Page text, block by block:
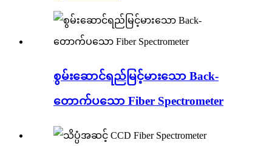
စွမ်းဆောင်ရည်မြင့်မားသော Back-
တောက်ပသော Fiber Spectrometer